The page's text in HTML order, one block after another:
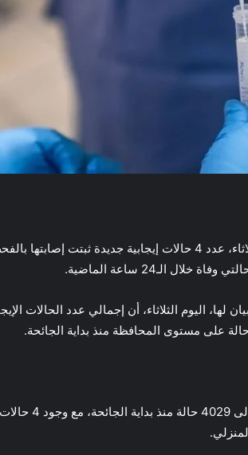
سجلت محافظة شمال سيناء، اليوم الثلاثاء، عدد 4 حالات إيجابية
الـ24 ساعة الماضية.
اليوم الثلاثاء، أن إجمالي عدد الحالات
أضاف البيان ارتفاع